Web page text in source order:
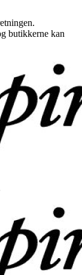
butikkerne kan